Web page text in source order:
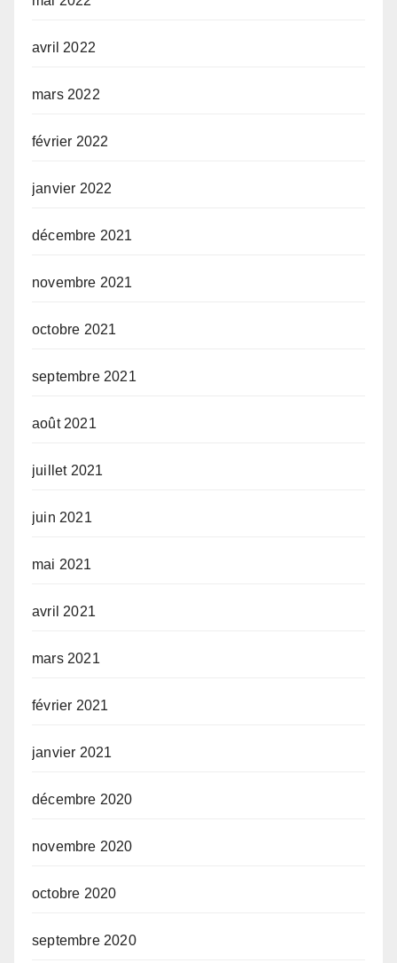
avril 2022
mars 2022
février 2022
janvier 2022
décembre 2021
novembre 2021
octobre 2021
septembre 2021
août 2021
juillet 2021
juin 2021
mai 2021
avril 2021
mars 2021
février 2021
janvier 2021
décembre 2020
novembre 2020
octobre 2020
septembre 2020